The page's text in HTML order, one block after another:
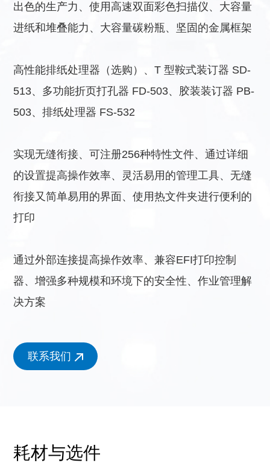
出色的生产力、使用高速双面彩色扫描仪、大容量
进纸和堆叠能力、大容量碳粉瓶、坚固的金属框架
高性能排纸处理器（选购）、T 型鞍式装订器 SD-
513、多功能折页打孔器 FD-503、胶装装订器 PB-
503、排纸处理器 FS-532
实现无缝衔接、可注册256种特性文件、通过详细
的设置提高操作效率、灵活易用的管理工具、无缝
衔接又简单易用的界面、使用热文件夹进行便利的
打印
通过外部连接提高操作效率、兼容EFI打印控制
器、增强多种规模和环境下的安全性、作业管理解
决方案
联系我们
耗材与选件